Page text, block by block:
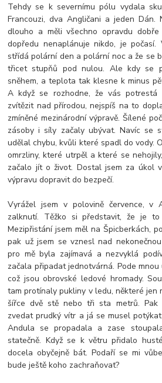
Tehdy se k severnímu pólu vydala
Francouzi, dva Angličani a jeden Dán.
dlouho a měli všechno opravdu
dopředu nenaplánuje nikdo, je
střídá polární den a polární noc a že se
třicet stupňů pod nulou. Ale kdy se
sněhem, a teplota tak klesne k minus
A když se rozhodne, že vás potrestá
zvítězit nad přírodou, nejspíš na to
zmíněné mezinárodní výpravě. Šílené
zásoby i síly začaly ubývat. Navíc se
udělal chybu, kvůli které spadl do vody.
omrzliny, které utrpěl a které se
začalo jít o život. Dostal jsem za úkol
výpravu dopravit do bezpečí.
Vyrážel jsem v polovině července, v
zalknutí. Těžko si představit, že je
Mezipřistání jsem měl na Špicberkách,
pak už jsem se vznesl nad
pro mě byla zajímavá a nezvyklá
začala připadat jednotvárná. Pode
což jsou obrovské ledové hromady.
tam protínaly pukliny v ledu, některé jen
šířce dvě stě nebo tři sta metrů. Pak
zvedat prudký vítr a já se musel
Andula se propadala a zase
statečně. Když se k větru přidalo
docela obyčejně bát. Podaří se mi
bude ještě koho zachraňovat?